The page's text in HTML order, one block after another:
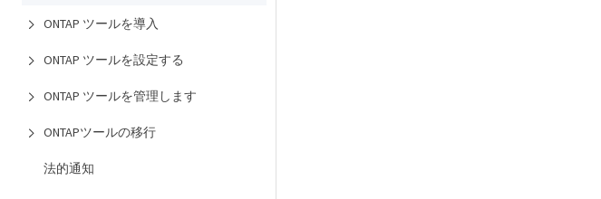
ONTAP ツールを導入
ONTAP ツールを設定する
ONTAP ツールを管理します
ONTAPツールの移行
法的通知